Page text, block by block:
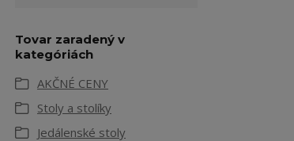
Tovar zaradený v
kategóriách
AKČNÉ CENY
Stoly a stolíky
Jedálenské stoly